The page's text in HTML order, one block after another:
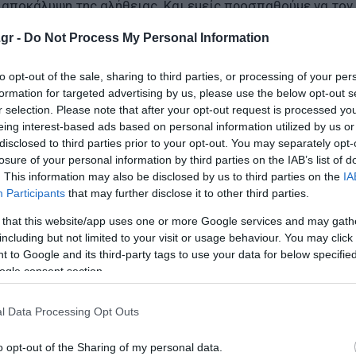
- Do Not Process My Personal Information
opt-out of the sale, sharing to third parties, or processing of your
for targeted advertising by us, please use the below opt-out
selection. Please note that after your opt-out request is processed
interest-based ads based on personal information utilized by us
to third parties prior to your opt-out. You may separately
of your personal information by third parties on the IAB’s list of
This information may also be disclosed by us to third parties on the
Participants that may further disclose it to other third parties.
that this website/app uses one or more Google services and may
but not limited to your visit or usage behaviour. You may
to Google and its third-party tags to use your data for below
consent section.
Data Processing Opt Outs
opt-out of the Sharing of my personal data.
της αλήθειας. Και εμείς προσπαθούμε να τον
του 2015 υπάρχει ομόφωνη απόφαση της Βουλής για την
ψηφίσει και η Νέα Δημοκρατία. Τώρα που οι
ιστορική ευθύνη να το πράξει. Όχι αύριο, αλλά
κράτους».